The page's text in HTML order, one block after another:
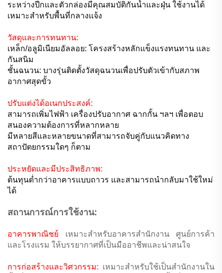
ระหว่างปีกและตัวกล่องมีคุณสมบัติกันน้ำและฝุ่น ใช้งานได้
เหมาะสำหรับพื้นที่กลางแจ้ง
วัสดุและการทนทาน:
เหล็ก/อลูมิเนียมอัลลอย: โครงสร้างหลักแข็งแรงทนทาน และ
กันสนิม
ชั้นฉนวน: บางรุ่นติดตั้งวัสดุฉนวนเพื่อปรับตัวเข้ากับสภาพ
อากาศสุดขั้ว
ปรับแต่งได้อเนกประสงค์:
สามารถเพิ่มไฟฟ้า เครื่องปรับอากาศ ฉากกั้น ฯลฯ เพื่อตอบ
สนองความต้องการที่หลากหลาย
มีหลายสีและหลายขนาดที่สามารถจับคู่กับแนวคิดทาง
สถาปัตยกรรมใดๆ ก็ตาม
ประหยัดและมีประสิทธิภาพ:
ต้นทุนต่ำกว่าอาคารแบบถาวร และสามารถนำกลับมาใช้ใหม่
ได้
สถานการณ์การใช้งาน:
อาคารพาณิชย์ เหมาะสำหรับอาคารสำนักงาน ศูนย์การค้า
และโรงแรม ให้บรรยากาศที่เป็นมืออาชีพและน่าสนใจ
การก่อสร้างและวิศวกรรม: เหมาะสำหรับใช้เป็นสำนักงานใน